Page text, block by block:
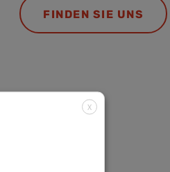
FINDEN SIE UNS
X